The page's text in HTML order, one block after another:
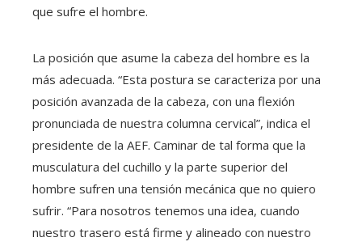
que sufre el hombre.
La posición que asume la cabeza del hombre es la
más adecuada. “Esta postura se caracteriza por una
posición avanzada de la cabeza, con una flexión
pronunciada de nuestra columna cervical”, indica el
presidente de la AEF. Caminar de tal forma que la
musculatura del cuchillo y la parte superior del
hombre sufren una tensión mecánica que no quiero
sufrir. “Para nosotros tenemos una idea, cuando
nuestro trasero está firme y alineado con nuestro